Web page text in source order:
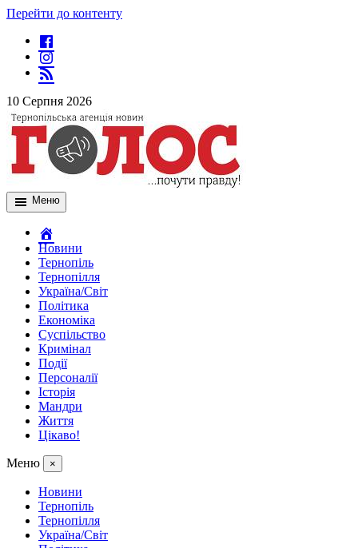
Перейти до контенту
10 Серпня 2026
Меню
Новини
Тернопіль
Тернопілля
Україна/Світ
Політика
Економіка
Суспільство
Кримінал
Події
Персоналії
Історія
Мандри
Життя
Цікаво!
Меню ×
Новини
Тернопіль
Тернопілля
Україна/Світ